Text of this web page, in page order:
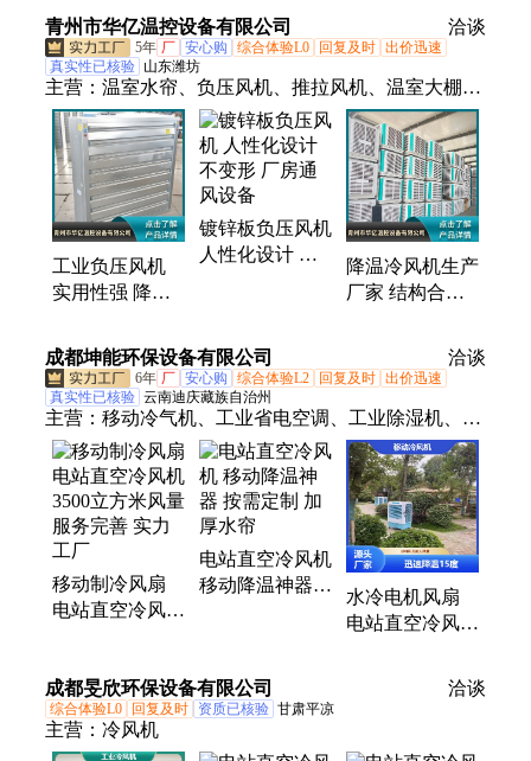
快速降温
青州市华亿温控设备有限公司 洽谈
5年 厂 安心购 综合体验L0 回复及时 出价迅速
真实性已核验 山东潍坊
主营： 温室水帘、负压风机、推拉风机、温室大棚、
排风降温设备
工业负压风机
实用性强 降温
用材优良
镀锌板负压风机
人性化设计 不
降温冷风机生产
厂家 结构合理
大 环保空调 可
调节温度
成都坤能环保设备有限公司 洽谈
6年 厂 安心购 综合体验L2 回复及时 出价迅速
真实性已核验 云南迪庆藏族自治州
主营： 移动冷气机、工业省电空调、工业除湿机、工
业冷风机、商业冷风机、移动冷风机、工业大吊扇、
工业大风扇、玻璃钢负压风机、水帘纸、水帘墙、永
备热风机、工业热风机、燃油热风机、电暖风机、石
墨烯取暖器、伞型户外取暖器、移动空调
移动制冷风扇
电站直空冷风机
工厂
电站直空冷风机
移动降温神器
水冷电机风扇
电站直空冷风机
万向轮 规格齐
成都旻欣环保设备有限公司 洽谈
综合体验L0 回复及时 资质已核验 甘肃平凉
主营： 冷风机